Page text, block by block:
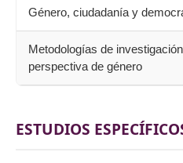
Género, ciudadanía y
Metodologías de
perspectiva de género
ESTUDIOS